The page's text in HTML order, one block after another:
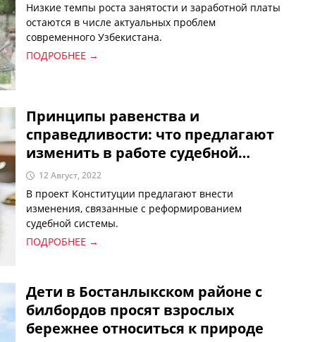
Низкие темпы роста занятости и заработной платы
остаются в числе актуальных проблем
современного Узбекистана.
ПОДРОБНЕЕ →
Принципы равенства и
справедливости: что предлагают
изменить в работе судебной
системы по проекту Конституции
12 Август, 2022
В проект Конституции предлагают внести
изменения, связанные с реформированием
судебной системы.
ПОДРОБНЕЕ →
Дети в Бостанлыкском районе с
билбордов просят взрослых
бережнее относиться к природе